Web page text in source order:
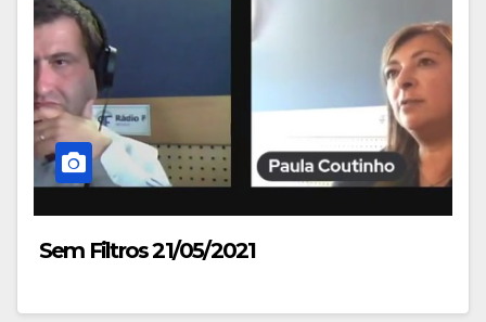
Sem Filtros 21/05/2021